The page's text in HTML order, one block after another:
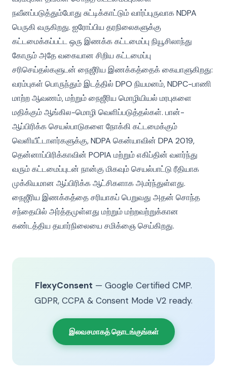
நவீனப்படுத்தும்போது சுட்டிக்காட்டும் வார்ப்புருவாக NDPA
பெருகி வருகிறது. ஐரோப்பிய தரநிலைகளுக்கு
கட்டமைக்கப்பட்ட ஒரு இணக்க கட்டமைப்பு நியூசிலாந்து
கோரும் அதே வகையான சிறிய கட்டமைப்பு
சரிசெய்தல்களுடன் நைஜீரிய இணக்கத்தைக் கையாளுகிறது:
வரம்புகள் பொருந்தும் இடத்தில் DPO நியமனம், NDPC-பாணி
மாற்ற ஆவணம், மற்றும் நைஜீரிய மொழியியல் மரபுகளை
மதிக்கும் ஆங்கில-மொழி வெளிப்படுத்தல்கள். பான்-
ஆப்பிரிக்க செயல்பாடுகளை நோக்கி கட்டமைக்கும்
வெளியீட்டாளர்களுக்கு, NDPA கென்யாவின் DPA 2019,
தென்னாப்பிரிக்காவின் POPIA மற்றும் எகிப்தின் வளர்ந்து
வரும் கட்டமைப்புடன் நான்கு மிகவும் செயல்பாட்டு ரீதியாக
முக்கியமான ஆப்பிரிக்க ஆட்சிகளாக அமர்ந்துள்ளது.
நைஜீரிய இணக்கத்தை சரியாகப் பெறுவது அதன் சொந்த
சந்தையில் அர்த்தமுள்ளது மற்றும் மற்றவற்றுக்கான
கண்டத்திய தயார்நிலையை சமிக்ஞை செய்கிறது.
FlexyConsent — Google Certified CMP.
GDPR, CCPA & Consent Mode V2 ready.
இலவசமாகத் தொடங்குங்கள்